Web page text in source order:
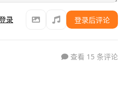
录 登录后评论
查看 15 条评论